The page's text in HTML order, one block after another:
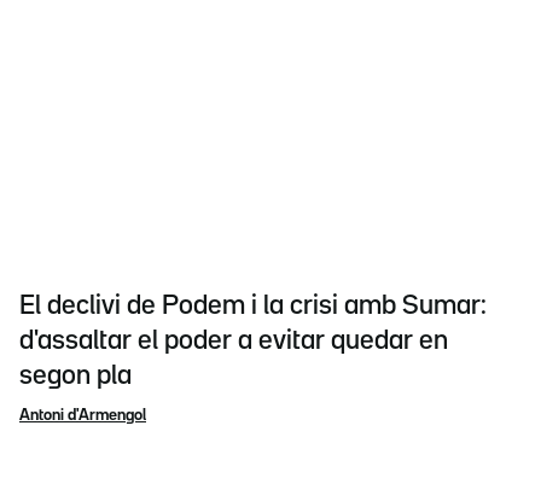
El declivi de Podem i la crisi amb Sumar:
d'assaltar el poder a evitar quedar en
segon pla
Antoni d'Armengol